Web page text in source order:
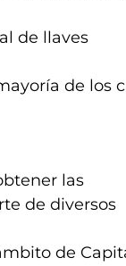
de llaves
de los
las
de diversos
de